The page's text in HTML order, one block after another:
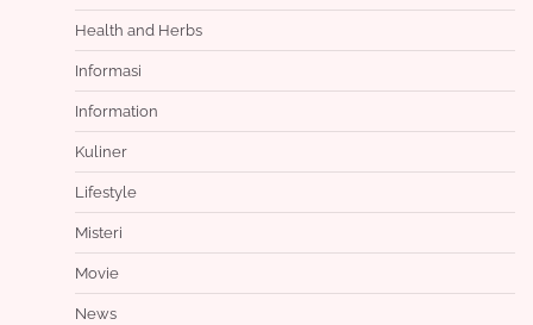
Health and Herbs
Informasi
Information
Kuliner
Lifestyle
Misteri
Movie
News